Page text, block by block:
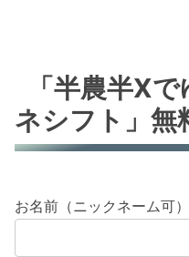
「半農半X
ネシフト」無
お名前（ニックネーム可）